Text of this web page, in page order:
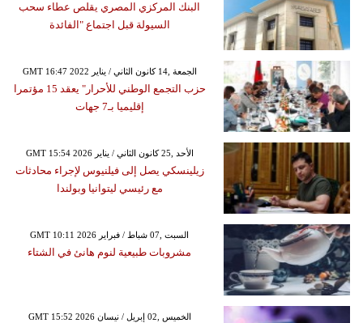
البنك المركزي المصري يقلص عطاء سحب
السيولة قبل اجتماع "الفائدة
GMT 16:47 2022 الجمعة ,14 كانون الثاني / يناير
حزب التجمع الوطني للأحرار" يعقد 15 مؤتمرا
إقليميا بـ7 جهات
GMT 15:54 2026 الأحد ,25 كانون الثاني / يناير
زيلينسكي يصل إلى فيلنيوس لإجراء محادثات
مع رئيسي ليتوانيا وبولندا
GMT 10:11 2026 السبت ,07 شباط / فبراير
مشروبات طبيعية لنوم هانئ في الشتاء
GMT 15:52 2026 الخميس ,02 إبريل / نيسان